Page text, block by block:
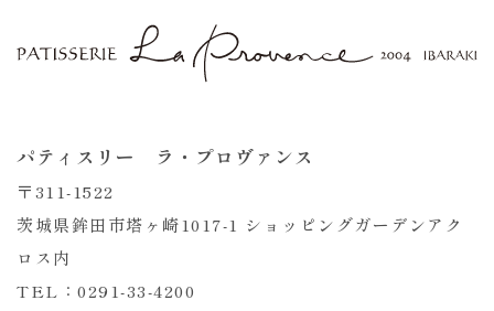
パティスリー ラ・プロヴァンス
〒311-1522
茨城県鉾田市塔ヶ崎1017-1 ショッピングガーデンアク
ロス内
TEL：0291-33-4200